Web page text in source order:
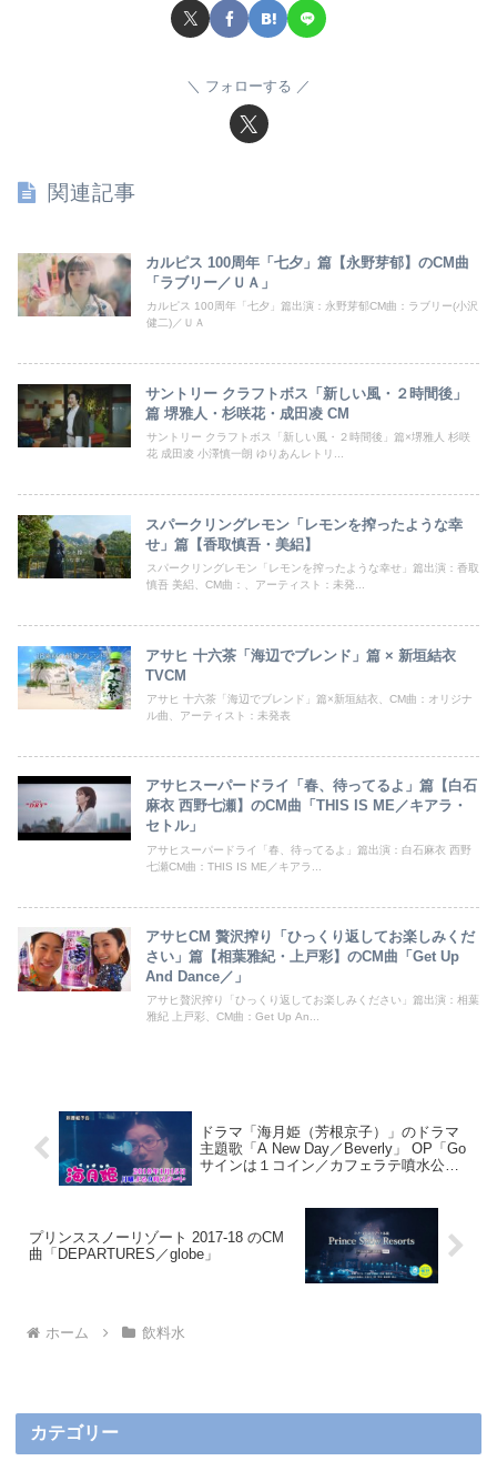
フォローする
関連記事
カルピス 100周年「七夕」篇【永野芽郁】のCM曲
「ラブリー／ＵＡ」
カルピス 100周年「七夕」篇出演：永野芽郁CM曲：ラブリー(小沢
健二)／ＵＡ
サントリー クラフトボス「新しい風・２時間後」
篇 堺雅人・杉咲花・成田凌 CM
サントリー クラフトボス「新しい風・２時間後」篇×堺雅人 杉咲
花 成田凌 小澤慎一朗 ゆりあんレトリ...
スパークリングレモン「レモンを搾ったような幸
せ」篇【香取慎吾・美絽】
スパークリングレモン「レモンを搾ったような幸せ」篇出演：香取
慎吾 美絽、CM曲：、アーティスト：未発...
アサヒ 十六茶「海辺でブレンド」篇 × 新垣結衣
TVCM
アサヒ 十六茶「海辺でブレンド」篇×新垣結衣、CM曲：オリジナ
ル曲、アーティスト：未発表
アサヒスーパードライ「春、待ってるよ」篇【白石
麻衣 西野七瀬】のCM曲「THIS IS ME／キアラ・
セトル」
アサヒスーパードライ「春、待ってるよ」篇出演：白石麻衣 西野
七瀬CM曲：THIS IS ME／キアラ...
アサヒCM 贅沢搾り「ひっくり返してお楽しみくだ
さい」篇【相葉雅紀・上戸彩】のCM曲「Get Up
And Dance／」
アサヒ贅沢搾り「ひっくり返してお楽しみください」篇出演：相葉
雅紀 上戸彩、CM曲：Get Up An...
ドラマ「海月姫（芳根京子）」のドラマ
主題歌「A New Day／Beverly」 OP「Go
サインは１コイン／カフェラテ噴水公
プリンススノーリゾート 2017-18 のCM
曲「DEPARTURES／globe」
ホーム 飲料水
カテゴリー